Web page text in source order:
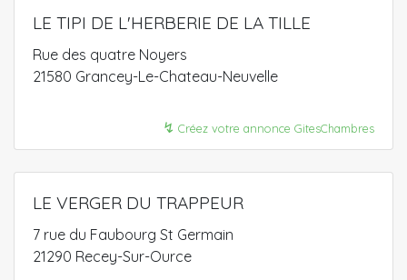
LE TIPI DE L'HERBERIE DE LA TILLE
Rue des quatre Noyers
21580 Grancey-Le-Chateau-Neuvelle
↯ Créez votre annonce GitesChambres
LE VERGER DU TRAPPEUR
7 rue du Faubourg St Germain
21290 Recey-Sur-Ource